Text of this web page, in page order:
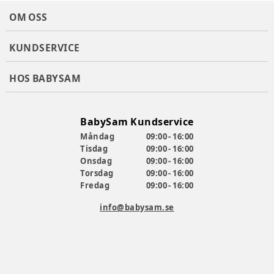
OM OSS
KUNDSERVICE
HOS BABYSAM
BabySam Kundservice
Måndag
09:00 - 16:00
Tisdag
09:00 - 16:00
Onsdag
09:00 - 16:00
Torsdag
09:00 - 16:00
Fredag
09:00 - 16:00
info@babysam.se